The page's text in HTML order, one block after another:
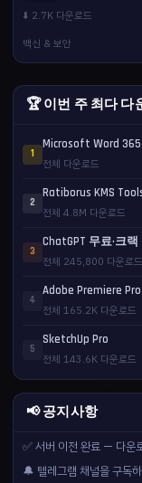
⬇️ 2.7K 다운로드
백신 & 보안
🏆 이번 주 최다 다
1
Microsoft Word 365
전체 다운로드
2
Ratiborus KMS
전체 4.8M 다운로드
3
ChatGPT 무료·크
전체 245,800 다운로드
4
Adobe Premiere Pro
전체 165.2K 다운로드
5
SketchUp Pro
전체 143.6K 다운로드
📢 공지사항
✅ 서버 이전 완료 — 다운
🔔 텔레그램 채널을 구독